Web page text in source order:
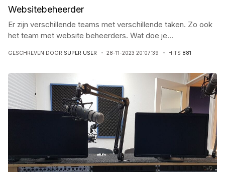
Websitebeheerder
Er zijn verschillende teams met verschillende taken. Zo ook
het team met website beheerders. Wat doe je...
GESCHREVEN DOOR SUPER USER 28-11-2023 20:07:39 HITS 881